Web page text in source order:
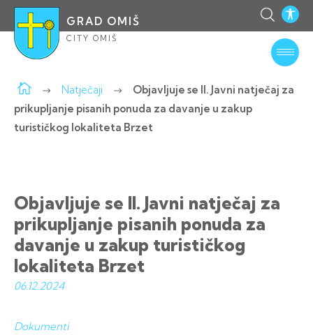
GRAD OMIŠ
CITY OMIŠ
Natječaji
Objavljuje se II. Javni natječaj za
prikupljanje pisanih ponuda za davanje u zakup
turističkog lokaliteta Brzet
Objavljuje se II. Javni natječaj za
prikupljanje pisanih ponuda za
davanje u zakup turističkog
lokaliteta Brzet
06.12.2024
Dokumenti